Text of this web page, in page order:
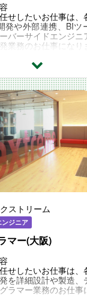
せしたいお仕事は、
発や外部連携、BIツ
バーサイドエンジニ
業務のお仕事になり
ECサイトなど）のシ
スト／運用・保守
幹システム設計／開
守
テムとの連携の設計/
守
およびアプリケーシ
ィング（検知／復旧
ー）
ングの高速化 など
グループ、楽天グルー
ェントグループなど
トップ企業含め様々
プロダクションカン
社クライアントのプ
1つの会社に長年い
なスキルやノウハウ
きます！
ムってどんな会社？
ムは2005年の創業
イターやエンジニア
活躍できる事業を多
た。ゲーム開発・運
ストリーム
ンジニア
マー(大阪)
せしたいお仕事は、
を詳細設計や製造、
ラマー業務のお仕事